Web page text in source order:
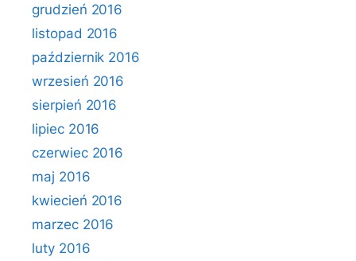
grudzień 2016
listopad 2016
październik 2016
wrzesień 2016
sierpień 2016
lipiec 2016
czerwiec 2016
maj 2016
kwiecień 2016
marzec 2016
luty 2016